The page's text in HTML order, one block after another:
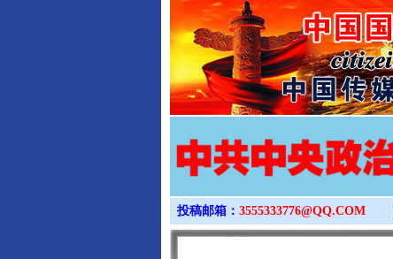
投稿邮箱： 3555333776@QQ.COM